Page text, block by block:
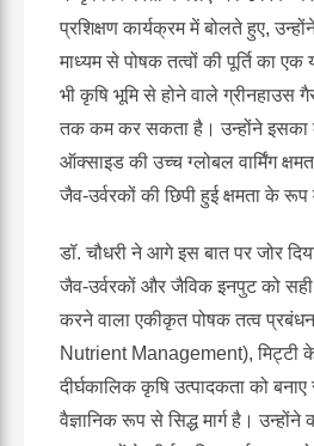
प्रशिक्षण कार्यक्रम में बोलते हुए,
माध्यम से पोषक तत्वों की पूर्ति का एक
भी कृषि भूमि से होने वाले ग्रीनहाउस
तक कम कर सकता है। उन्होंने इसका
ऑक्साइड की उच्च ग्लोबल वार्मिंग
जैव-उर्वरकों की छिपी हुई क्षमता के रूप
डॉ. चौधरी ने आगे इस बात पर जोर
जैव-उर्वरकों और जैविक इनपुट को
करने वाला एकीकृत पोषक तत्व
Nutrient Management), मिट्टी
दीर्घकालिक कृषि उत्पादकता को
वैज्ञानिक रूप से सिद्ध मार्ग है। उन्होंने